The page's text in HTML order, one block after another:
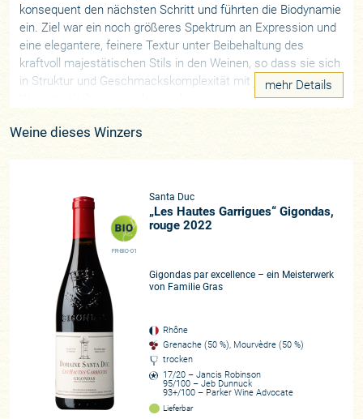
konsequent den nächsten Schritt und führten die Biodynamie
ein. Ziel war ein noch größeres Spektrum an Expression und
eine elegantere, feinere Textur unter Beibehaltung des
kraftvoll majestätischen Stils in den Weinen, so dass sie sich
in Struktur und Geschmackskomplexität mit jedem großen
„Die Biodynamie kämpft immer noch gegen ein eher
beruht, und alle Faktoren der Umwelt in Betracht zieht,
welche die Pflanzen beeinflussen können.“ Benjamin weiß,
wovon er spricht. „Auslöser war die Erfahrung vieler anderer
Winzer, die unglaubliche Ergebnisse mit biodynamischen
Praktiken erzielt haben. Und ausschlaggebend war wohl auch
mein Praktikum auf der Domaine de la Romanée-Conti, die
die Prinzipien der Biodynamik anwendet. Im Burgund schaut
man auf eine lange Weinbautradition zurück, und im
Weinberg wird nichts Überflüssiges gemacht. Und trotzdem
wenden dort viele Winzer biodynamische Prinzipien an. Seit
dieser Erfahrung habe ich mir immer gesagt, dass ich bei
meiner Rückkehr auf unser Weingut die Biodynamie
mehr Details
Weine dieses Winzers
FR-BIO-01
Santa Duc
„Les Hautes Garrigues“ Gigondas,
rouge 2022
Gigondas par excellence – ein Meisterwerk
von Familie Gras
Rhône
Grenache (50 %), Mourvèdre (50 %)
trocken
17/20 – Jancis Robinson
95/100 – Jeb Dunnuck
93+/100 – Parker Wine Advocate
Lieferbar